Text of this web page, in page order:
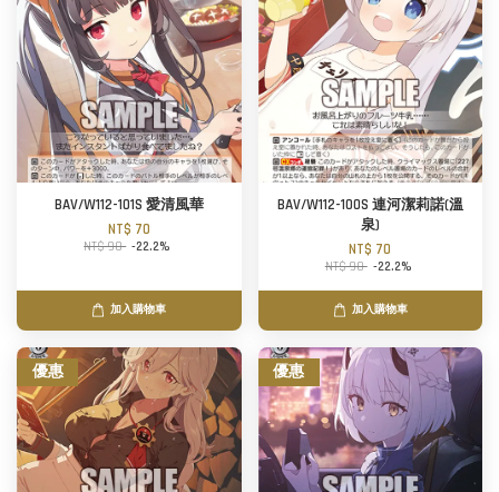
BAV/W112-101S 愛清風華
NT$ 70
NT$ 90 -22.2%
加入購物車
BAV/W112-100S 連河潔莉諾(溫
泉)
NT$ 70
NT$ 90 -22.2%
加入購物車
優惠 優惠